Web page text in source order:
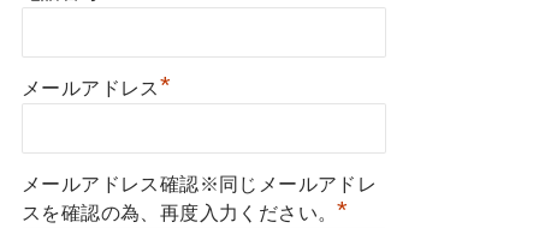
メールアドレス*
メールアドレス確認※同じメールアドレ
スを確認の為、再度入力ください。 *